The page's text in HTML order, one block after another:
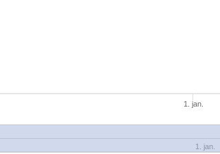
1. jan.
1. jan.